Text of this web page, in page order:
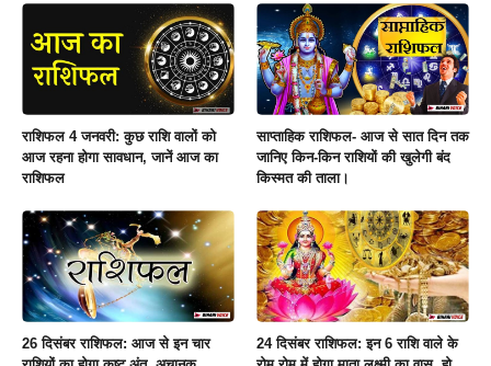
राशिफल 4 जनवरी: कुछ राशि वालों को
आज रहना होगा सावधान, जानें आज का
राशिफल
साप्ताहिक राशिफल- आज से सात दिन तक
जानिए किन-किन राशियों की खुलेगी बंद
किस्मत की ताला।
26 दिसंबर राशिफल: आज से इन चार
24 दिसंबर राशिफल: इन 6 राशि वाले के